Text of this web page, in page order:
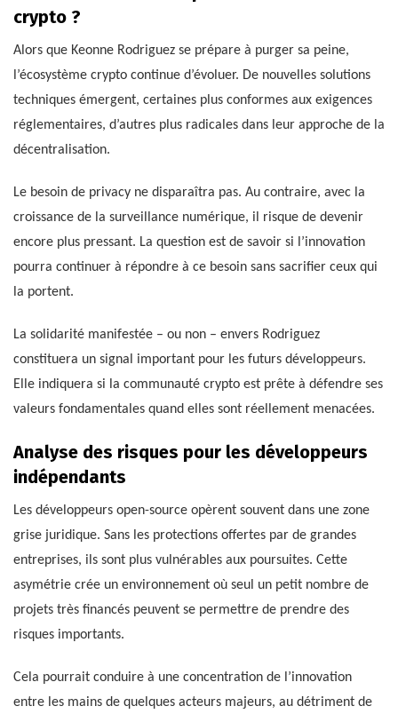
crypto ?
Alors que Keonne Rodriguez se prépare à purger sa peine,
l’écosystème crypto continue d’évoluer. De nouvelles solutions
techniques émergent, certaines plus conformes aux exigences
réglementaires, d’autres plus radicales dans leur approche de la
décentralisation.
Le besoin de privacy ne disparaîtra pas. Au contraire, avec la
croissance de la surveillance numérique, il risque de devenir
encore plus pressant. La question est de savoir si l’innovation
pourra continuer à répondre à ce besoin sans sacrifier ceux qui
la portent.
La solidarité manifestée – ou non – envers Rodriguez
constituera un signal important pour les futurs développeurs.
Elle indiquera si la communauté crypto est prête à défendre ses
valeurs fondamentales quand elles sont réellement menacées.
Analyse des risques pour les développeurs
indépendants
Les développeurs open-source opèrent souvent dans une zone
grise juridique. Sans les protections offertes par de grandes
entreprises, ils sont plus vulnérables aux poursuites. Cette
asymétrie crée un environnement où seul un petit nombre de
projets très financés peuvent se permettre de prendre des
risques importants.
Cela pourrait conduire à une concentration de l’innovation
entre les mains de quelques acteurs majeurs, au détriment de